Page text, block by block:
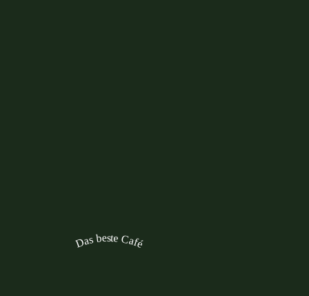
Das beste Café